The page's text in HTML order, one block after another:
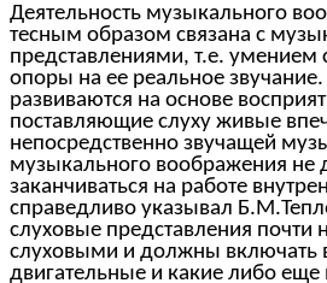
Деятельность музыкального
тесным образом связана с
представлениями, т.е.
опоры на ее реальное
развиваются на основе
поставляющие слуху живые
непосредственно звучащей
музыкального воображения не
заканчиваться на работе
справедливо указывал
слуховые представления почти
слуховыми и должны включать
двигательные и какие либо